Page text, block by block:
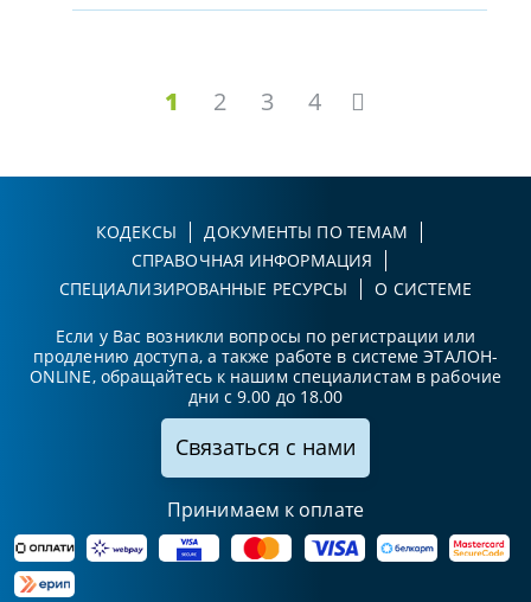
1 2 3 4
КОДЕКСЫ
ДОКУМЕНТЫ ПО ТЕМАМ
СПРАВОЧНАЯ ИНФОРМАЦИЯ
СПЕЦИАЛИЗИРОВАННЫЕ РЕСУРСЫ
О СИСТЕМЕ
Если у Вас возникли вопросы по регистрации или
продлению доступа, а также работе в системе ЭТАЛОН-
ONLINE, обращайтесь к нашим специалистам в рабочие
дни с 9.00 до 18.00
Связаться с нами
Принимаем к оплате